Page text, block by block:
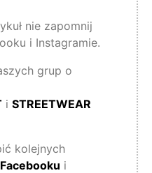
nie zapomnij
i Instagramie.
grup o
i STREETWEAR
kolejnych
Facebooku i